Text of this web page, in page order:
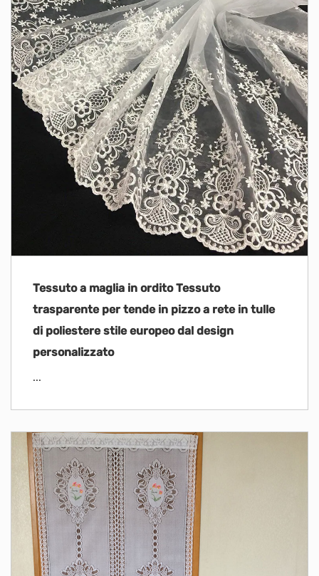
Tessuto a maglia in ordito Tessuto
trasparente per tende in pizzo a rete in tulle
di poliestere stile europeo dal design
personalizzato
...